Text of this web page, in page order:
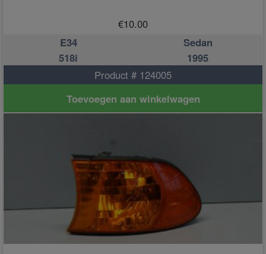
€10.00
E34
Sedan
518i
1995
Product # 124005
Toevoegen aan winkelwagen